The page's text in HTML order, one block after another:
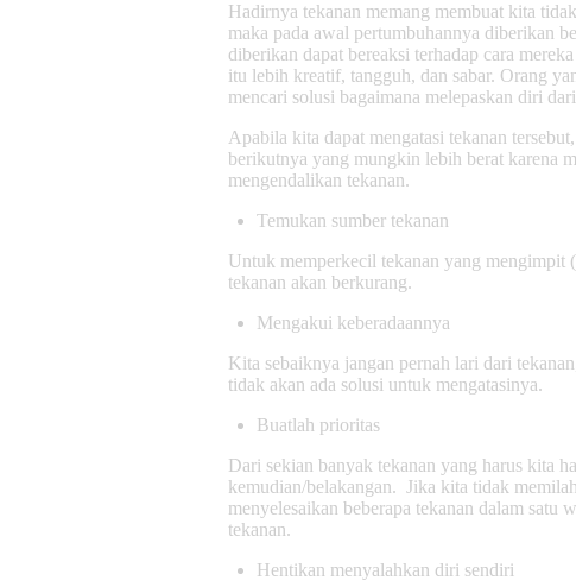
Hadirnya tekanan memang membuat kita
maka pada awal pertumbuhannya diberikan
diberikan dapat bereaksi terhadap cara
itu lebih kreatif, tangguh, dan sabar. Orang
mencari solusi bagaimana melepaskan diri
Apabila kita dapat mengatasi tekanan
berikutnya yang mungkin lebih berat karena
mengendalikan tekanan.
Temukan sumber tekanan
Untuk memperkecil tekanan yang mengimpit
tekanan akan berkurang.
Mengakui keberadaannya
Kita sebaiknya jangan pernah lari dari
tidak akan ada solusi untuk mengatasinya.
Buatlah prioritas
Dari sekian banyak tekanan yang harus kita
kemudian/belakangan. Jika kita tidak
menyelesaikan beberapa tekanan dalam
tekanan.
Hentikan menyalahkan diri sendiri